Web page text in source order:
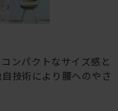
ンパクトなサイズ感と
技術により腰へのやさ